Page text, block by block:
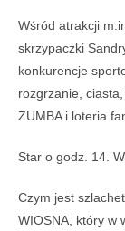
Wśród atrakcji
skrzypaczki
konkurencje
rozgrzanie,
ZUMBA i loteria
Star o godz. 14.
Czym jest
WIOSNA, który w